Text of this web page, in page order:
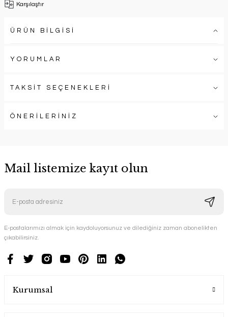
Karşılaştır
ÜRÜN BİLGİSİ
YORUMLAR
TAKSİT SEÇENEKLERİ
ÖNERİLERİNİZ
Mail listemize kayıt olun
E-postalarımızı almak için kaydoluyorsunuz ve dilediğiniz zaman abonelikten
çıkabilirsiniz.
Kurumsal